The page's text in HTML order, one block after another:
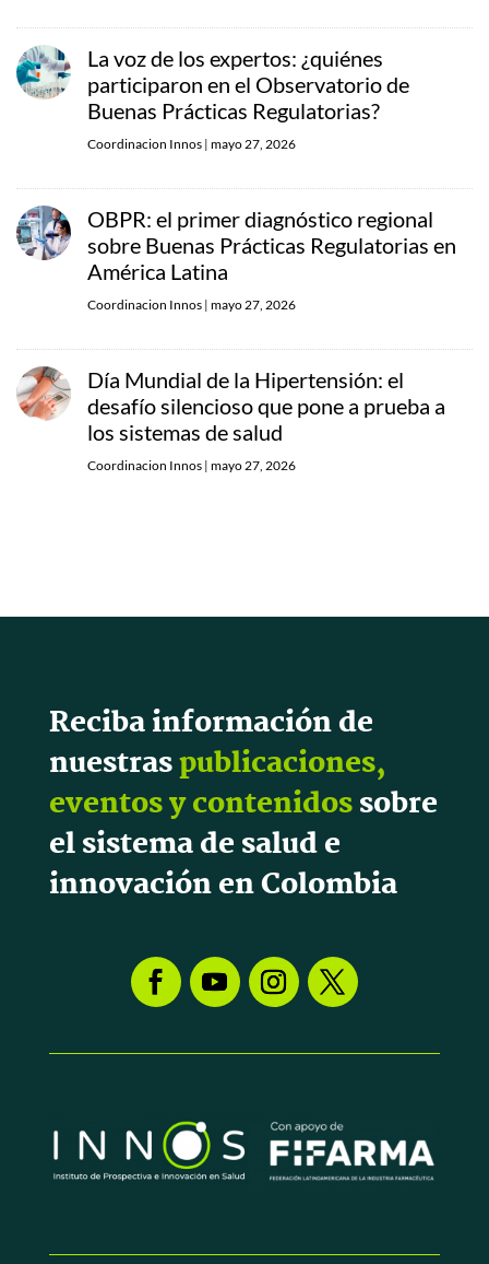
La voz de los expertos: ¿quiénes
participaron en el Observatorio de
Buenas Prácticas Regulatorias?
Coordinacion Innos | mayo 27, 2026
OBPR: el primer diagnóstico regional
sobre Buenas Prácticas Regulatorias en
América Latina
Coordinacion Innos | mayo 27, 2026
Día Mundial de la Hipertensión: el
desafío silencioso que pone a prueba a
los sistemas de salud
Coordinacion Innos | mayo 27, 2026
Reciba información de
nuestraspublicaciones,
eventos y contenidossobre
el sistema de salud e
innovación en Colombia